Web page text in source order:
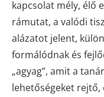
kapcsolat mély, élő
rámutat, a valódi
alázatot jelent,
formálódnak és
„agyag”, amit a
lehetőségeket rejtő,